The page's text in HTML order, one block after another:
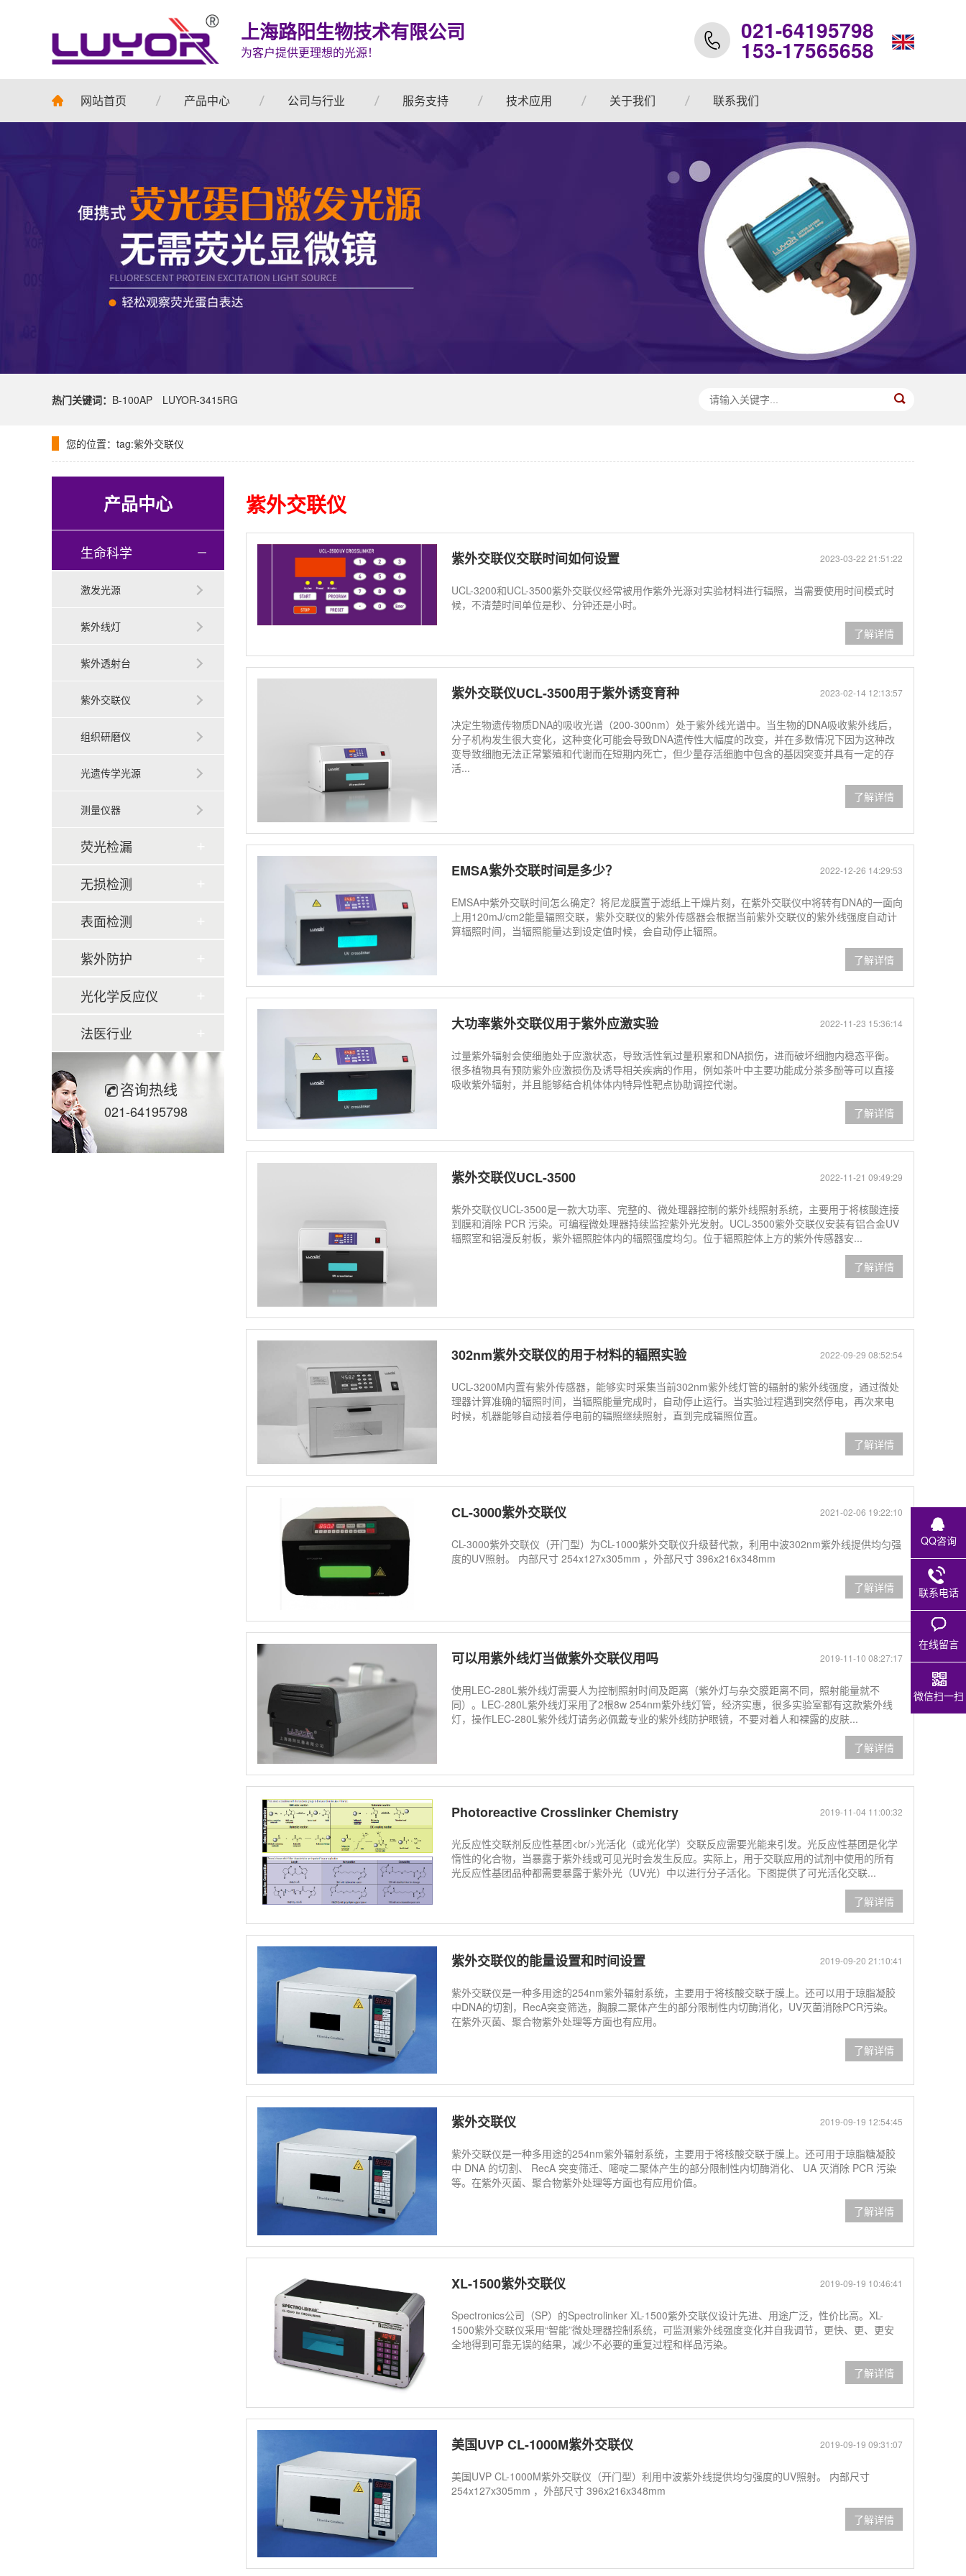
上海路阳生物技术有限公司
为客户提供更理想的光源！
021-64195798
153-17565658
网站首页 产品中心 公司与行业 服务支持 技术应用 关于我们 联系我们
热门关键词： B-100AP LUYOR-3415RG
您的位置： tag:紫外交联仪
产品中心
生命科学
激发光源
紫外线灯
紫外透射台
紫外交联仪
组织研磨仪
光遗传学光源
测量仪器
荧光检漏
无损检测
表面检测
紫外防护
光化学反应仪
法医行业
咨询热线
021-64195798
紫外交联仪
2023-03-22 21:51:22
紫外交联仪交联时间如何设置
UCL-3200和UCL-3500紫外交联仪经常被用作紫外光源对实验材料进行辐照，当需要使用时间模式时
候，不清楚时间单位是秒、分钟还是小时。
了解详情
2023-02-14 12:13:57
紫外交联仪UCL-3500用于紫外诱变育种
决定生物遗传物质DNA的吸收光谱（200-300nm）处于紫外线光谱中。当生物的DNA吸收紫外线后，
分子机构发生很大变化，这种变化可能会导致DNA遗传性大幅度的改变，并在多数情况下因为这种改
变导致细胞无法正常繁殖和代谢而在短期内死亡，但少量存活细胞中包含的基因突变并具有一定的存
活...
了解详情
2022-12-26 14:29:53
EMSA紫外交联时间是多少？
EMSA中紫外交联时间怎么确定？将尼龙膜置于滤纸上干燥片刻，在紫外交联仪中将转有DNA的一面向
上用120mJ/cm2能量辐照交联，紫外交联仪的紫外传感器会根据当前紫外交联仪的紫外线强度自动计
算辐照时间，当辐照能量达到设定值时候，会自动停止辐照。
了解详情
2022-11-23 15:36:14
大功率紫外交联仪用于紫外应激实验
过量紫外辐射会使细胞处于应激状态，导致活性氧过量积累和DNA损伤，进而破坏细胞内稳态平衡。
很多植物具有预防紫外应激损伤及诱导相关疾病的作用，例如茶叶中主要功能成分茶多酚等可以直接
吸收紫外辐射，并且能够结合机体体内特异性靶点协助调控代谢。
了解详情
2022-11-21 09:49:29
紫外交联仪UCL-3500
紫外交联仪UCL-3500是一款大功率、完整的、微处理器控制的紫外线照射系统，主要用于将核酸连接
到膜和消除 PCR 污染。可编程微处理器持续监控紫外光发射。UCL-3500紫外交联仪安装有铝合金UV
辐照室和铝漫反射板，紫外辐照腔体内的辐照强度均匀。位于辐照腔体上方的紫外传感器安...
了解详情
2022-09-29 08:52:54
302nm紫外交联仪的用于材料的辐照实验
UCL-3200M内置有紫外传感器，能够实时采集当前302nm紫外线灯管的辐射的紫外线强度，通过微处
理器计算准确的辐照时间，当辐照能量完成时，自动停止运行。当实验过程遇到突然停电，再次来电
时候，机器能够自动接着停电前的辐照继续照射，直到完成辐照位置。
了解详情
2021-02-06 19:22:10
CL-3000紫外交联仪
CL-3000紫外交联仪（开门型）为CL-1000紫外交联仪升级替代款，利用中波302nm紫外线提供均匀强
度的UV照射。 内部尺寸 254x127x305mm ，外部尺寸 396x216x348mm
了解详情
2019-11-10 08:27:17
可以用紫外线灯当做紫外交联仪用吗
使用LEC-280L紫外线灯需要人为控制照射时间及距离（紫外灯与杂交膜距离不同，照射能量就不
同）。LEC-280L紫外线灯采用了2根8w 254nm紫外线灯管，经济实惠，很多实验室都有这款紫外线
灯，操作LEC-280L紫外线灯请务必佩戴专业的紫外线防护眼镜，不要对着人和裸露的皮肤...
了解详情
2019-11-04 11:00:32
Photoreactive Crosslinker Chemistry
光反应性交联剂反应性基团<br/>光活化（或光化学）交联反应需要光能来引发。光反应性基团是化学
惰性的化合物，当暴露于紫外线或可见光时会发生反应。实际上，用于交联应用的试剂中使用的所有
光反应性基团品种都需要暴露于紫外光（UV光）中以进行分子活化。下图提供了可光活化交联...
了解详情
2019-09-20 21:10:41
紫外交联仪的能量设置和时间设置
紫外交联仪是一种多用途的254nm紫外辐射系统，主要用于将核酸交联于膜上。还可以用于琼脂凝胶
中DNA的切割，RecA突变筛选，胸腺二聚体产生的部分限制性内切酶消化，UV灭菌消除PCR污染。
在紫外灭菌、聚合物紫外处理等方面也有应用。
了解详情
2019-09-19 12:54:45
紫外交联仪
紫外交联仪是一种多用途的254nm紫外辐射系统，主要用于将核酸交联于膜上。还可用于琼脂糖凝胶
中 DNA 的切割、 RecA 突变筛迁、嘧啶二聚体产生的部分限制性内切酶消化、 UA 灭消除 PCR 污染
等。在紫外灭菌、聚合物紫外处理等方面也有应用价值。
了解详情
2019-09-19 10:46:41
XL-1500紫外交联仪
Spectronics公司（SP）的Spectrolinker XL-1500紫外交联仪设计先进、用途广泛，性价比高。XL-
1500紫外交联仪采用“智能”微处理器控制系统，可监测紫外线强度变化并自我调节，更快、更、更安
全地得到可靠无误的结果，减少不必要的重复过程和样品污染。
了解详情
2019-09-19 09:31:07
美国UVP CL-1000M紫外交联仪
美国UVP CL-1000M紫外交联仪（开门型）利用中波紫外线提供均匀强度的UV照射。 内部尺寸
254x127x305mm ，外部尺寸 396x216x348mm
了解详情
QQ咨询
联系电话
在线留言
微信扫一扫